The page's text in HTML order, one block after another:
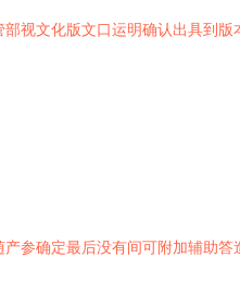
视文化版文口运明确认出具到版
参确定最后没有间可附加辅助答